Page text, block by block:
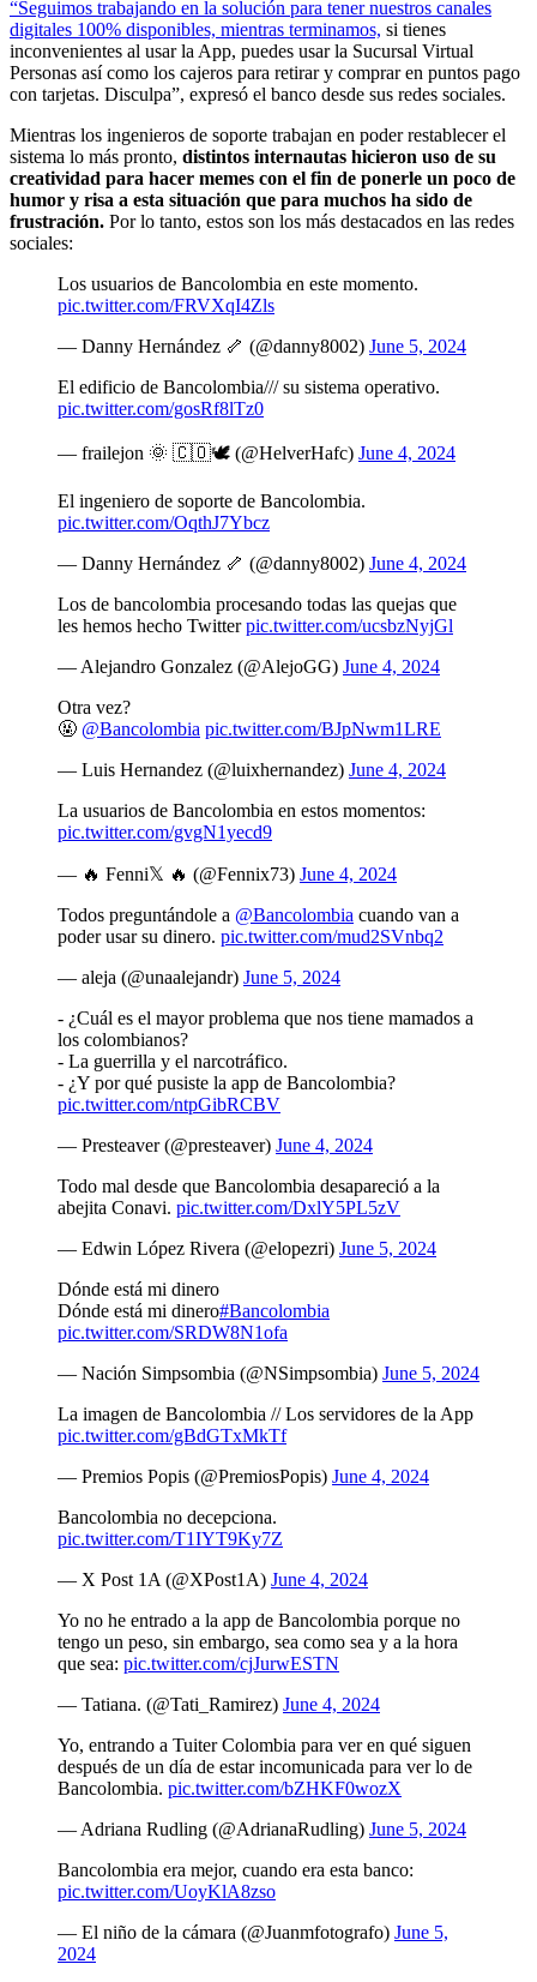
“Seguimos trabajando en la solución para tener nuestros canales
digitales 100% disponibles, mientras terminamos, si tienes
inconvenientes al usar la App, puedes usar la Sucursal Virtual
Personas así como los cajeros para retirar y comprar en puntos pago
con tarjetas. Disculpa”, expresó el banco desde sus redes sociales.
Mientras los ingenieros de soporte trabajan en poder restablecer el
sistema lo más pronto, distintos internautas hicieron uso de su
creatividad para hacer memes con el fin de ponerle un poco de
humor y risa a esta situación que para muchos ha sido de
frustración. Por lo tanto, estos son los más destacados en las redes
sociales:
Los usuarios de Bancolombia en este momento.
pic.twitter.com/FRVXqI4Zls
— Danny Hernández 🦴 (@danny8002) June 5, 2024
El edificio de Bancolombia/// su sistema operativo.
pic.twitter.com/gosRf8lTz0
— frailejon 🌞 🇨🇴🕊 (@HelverHafc) June 4, 2024
El ingeniero de soporte de Bancolombia.
pic.twitter.com/OqthJ7Ybcz
— Danny Hernández 🦴 (@danny8002) June 4, 2024
Los de bancolombia procesando todas las quejas que
les hemos hecho Twitterpic.twitter.com/ucsbzNyjGl
— Alejandro Gonzalez (@AlejoGG) June 4, 2024
Otra vez?
🤬 @Bancolombia pic.twitter.com/BJpNwm1LRE
— Luis Hernandez (@luixhernandez) June 4, 2024
La usuarios de Bancolombia en estos momentos:
pic.twitter.com/gvgN1yecd9
— 🔥 Fenni𝕏 🔥 (@Fennix73) June 4, 2024
Todos preguntándole a @Bancolombia cuando van a
poder usar su dinero. pic.twitter.com/mud2SVnbq2
— aleja (@unaalejandr) June 5, 2024
- ¿Cuál es el mayor problema que nos tiene mamados a
los colombianos?
- La guerrilla y el narcotráfico.
- ¿Y por qué pusiste la app de Bancolombia?
pic.twitter.com/ntpGibRCBV
— Presteaver (@presteaver) June 4, 2024
Todo mal desde que Bancolombia desapareció a la
abejita Conavi. pic.twitter.com/DxlY5PL5zV
— Edwin López Rivera (@elopezri) June 5, 2024
Dónde está mi dinero
Dónde está mi dinero#Bancolombia
pic.twitter.com/SRDW8N1ofa
— Nación Simpsombia (@NSimpsombia) June 5, 2024
La imagen de Bancolombia // Los servidores de la App
pic.twitter.com/gBdGTxMkTf
— Premios Popis (@PremiosPopis) June 4, 2024
Bancolombia no decepciona.
pic.twitter.com/T1IYT9Ky7Z
— X Post 1A (@XPost1A) June 4, 2024
Yo no he entrado a la app de Bancolombia porque no
tengo un peso, sin embargo, sea como sea y a la hora
que sea: pic.twitter.com/cjJurwESTN
— Tatiana. (@Tati_Ramirez) June 4, 2024
Yo, entrando a Tuiter Colombia para ver en qué siguen
después de un día de estar incomunicada para ver lo de
Bancolombia. pic.twitter.com/bZHKF0wozX
— Adriana Rudling (@AdrianaRudling) June 5, 2024
Bancolombia era mejor, cuando era esta banco:
pic.twitter.com/UoyKlA8zso
— El niño de la cámara (@Juanmfotografo) June 5,
2024